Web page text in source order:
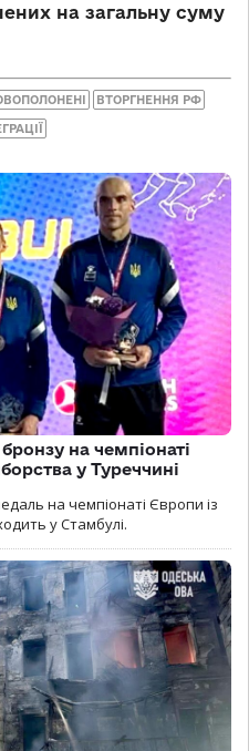
на загальну суму
ВТОРГНЕННЯ РФ
на чемпіонаті
у Туреччині
на чемпіонаті Європи із
у Стамбулі.